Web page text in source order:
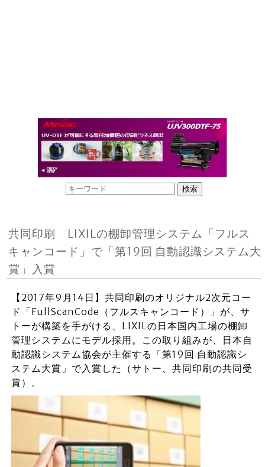
共同印刷 LIXILの棚卸管理システム「フルス
キャンコード」で「第19回 自動認識システム大
賞」入賞
【2017年9月14日】共同印刷のオリジナル2次元コー
ド「FullScanCode（フルスキャンコード）」が、サ
トーが構築を手がける、LIXILの日本国内工場の棚卸
管理システムにモデル採用。この取り組みが、日本自
動認識システム協会が主催する「第19回 自動認識シ
ステム大賞」で入賞した（サトー、共同印刷の共同受
賞）。